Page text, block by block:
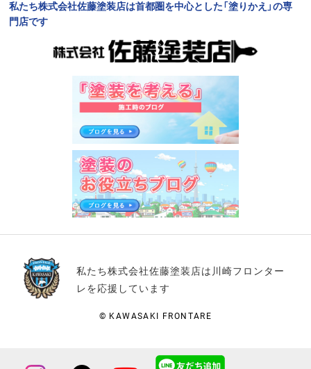
私たち株式会社佐藤塗装店は首都圏を中心とした「塗りかえ」の専
門店です
私たち株式会社佐藤塗装店は川崎フロンター
レを応援しています
© KAWASAKI FRONTARE